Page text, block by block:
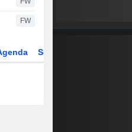
FW
Secteur